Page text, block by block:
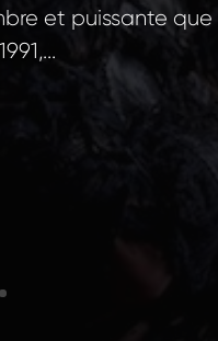
et puissante